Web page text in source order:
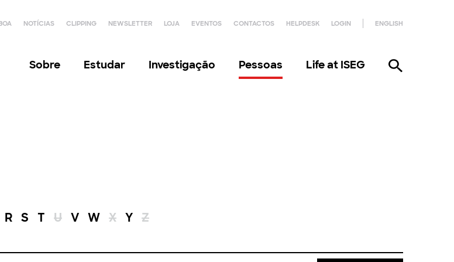
NOTÍCIAS CLIPPING NEWSLETTER LOJA EVENTOS CONTACTOS HELPDESK LOGIN ENGLISH
Sobre Estudar Investigação Pessoas Life at ISEG
R S T U V W X Y Z